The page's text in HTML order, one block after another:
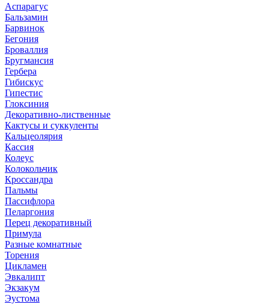
Аспарагус
Бальзамин
Барвинок
Бегония
Броваллия
Бругмансия
Гербера
Гибискус
Гипестис
Глоксиния
Декоративно-лиственные
Кактусы и суккуленты
Кальцеолярия
Кассия
Колеус
Колокольчик
Кроссандра
Пальмы
Пассифлора
Пеларгония
Перец декоративный
Примула
Разные комнатные
Торения
Цикламен
Эвкалипт
Экзакум
Эустома